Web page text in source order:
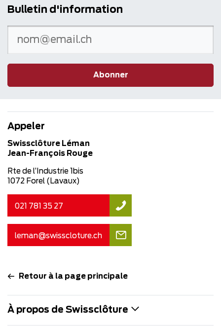
Bulletin d'information
Abonner
Appeler
Swissclôture Léman
Jean-François Rouge
Rte de l’Industrie 1bis
1072 Forel (Lavaux)
021 781 35 27
leman@swisscloture.ch
Retour à la page principale
À propos de Swissclôture